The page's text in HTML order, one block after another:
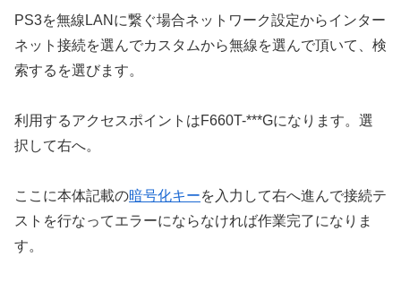
PS3を無線LANに繋ぐ場合ネットワーク設定からインター
ネット接続を選んでカスタムから無線を選んで頂いて、検
索するを選びます。
利用するアクセスポイントはF660T-***Gになります。選
択して右へ。
ここに本体記載の暗号化キーを入力して右へ進んで接続テ
ストを行なってエラーにならなければ作業完了になりま
す。